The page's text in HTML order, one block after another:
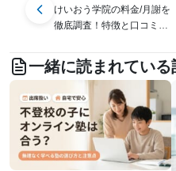
けいおう学院の料金/月謝を
徹底調査！特徴と口コミも
一緒に読まれている